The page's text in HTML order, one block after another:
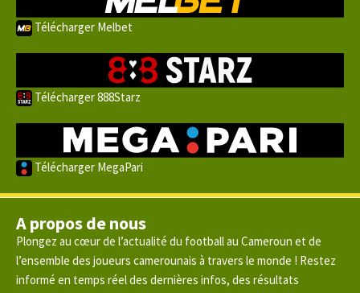
Télécharger Melbet
Télécharger 888Starz
Télécharger MegaPari
A propos de nous
Plongez au cœur de l’actualité du football au Cameroun et de
l’ensemble des joueurs camerounais à travers le monde ! Restez
informé en temps réel des dernières infos, des résultats